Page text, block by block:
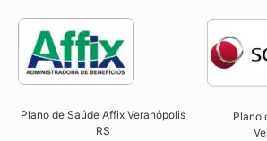
Plano de Saúde Affix Veranópolis
RS​
Plano